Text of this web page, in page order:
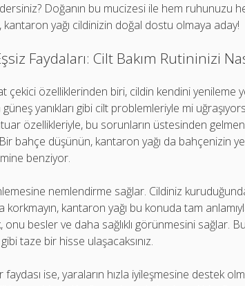
Doğanın bu mucizesi ile hem ruhunuzu
kantaron yağı cildinizin doğal dostu olmaya aday!
Faydaları: Cilt Bakım Rutininizi
çekici özelliklerinden biri, cildin kendini yenileme
yanıkları gibi cilt problemleriyle mi
özellikleriyle, bu sorunların üstesinden
bahçe düşünün, kantaron yağı da bahçenizin
benziyor.
nemlendirme sağlar. Cildiniz
korkmayın, kantaron yağı bu konuda tam
besler ve daha sağlıklı görünmesini sağlar. Bu
taze bir hisse ulaşacaksınız.
faydası ise, yaraların hızla iyileşmesine destek